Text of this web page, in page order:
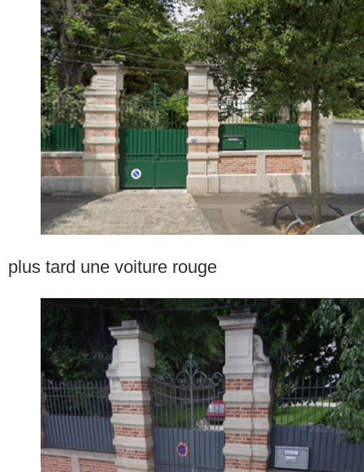
plus tard une voiture rouge